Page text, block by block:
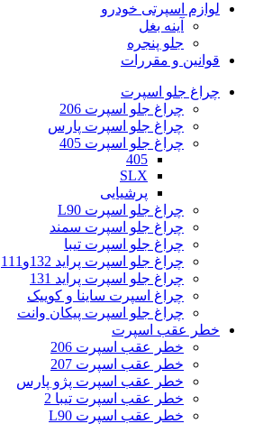
لوازم اسپرتی خودرو
آینه بغل
جلو پنجره
قوانین و مقررات
چراغ جلو اسپرت
چراغ جلو اسپرت 206
چراغ جلو اسپرت پارس
چراغ جلو اسپرت 405
405
SLX
پرشیایی
چراغ جلو اسپرت L90
چراغ جلو اسپرت سمند
چراغ جلو اسپرت تیبا
چراغ جلو اسپرت پراید 132و111
چراغ جلو اسپرت پراید 131
چراغ اسپرت ساینا و کوییک
چراغ جلو اسپرت پیکان وانت
خطر عقب اسپرت
خطر عقب اسپرت 206
خطر عقب اسپرت 207
خطر عقب اسپرت پژو پارس
خطر عقب اسپرت تیبا 2
خطر عقب اسپرت L90